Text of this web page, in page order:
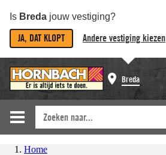
Is Breda jouw vestiging?
JA, DAT KLOPT Andere vestiging kiezen
Breda
Home